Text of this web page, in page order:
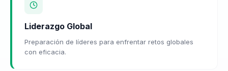
Liderazgo Global
Preparación de líderes para enfrentar retos globales
con eficacia.